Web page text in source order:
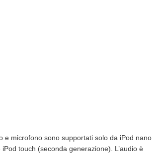
e microfono sono supportati solo da iPod nano
touch (seconda generazione). L’audio è